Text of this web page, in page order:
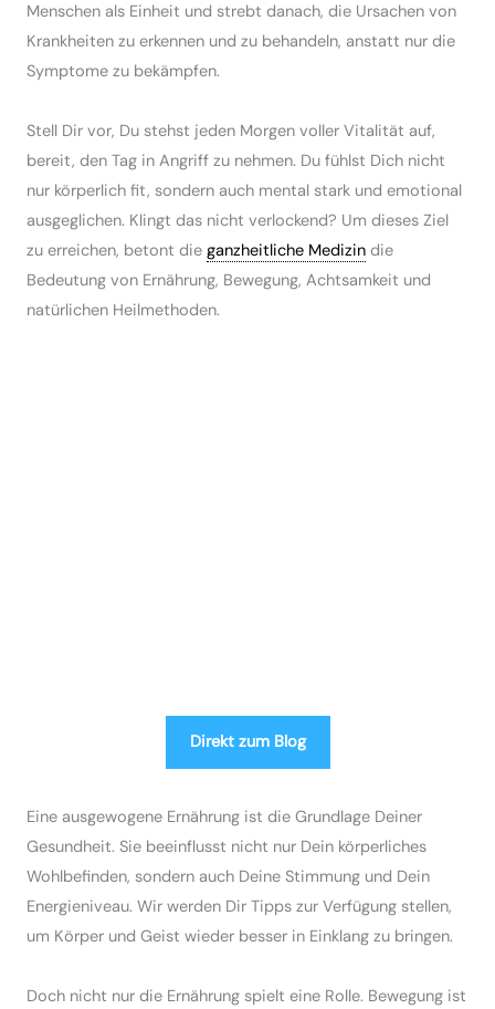
Menschen als Einheit und strebt danach, die Ursachen von
Krankheiten zu erkennen und zu behandeln, anstatt nur die
Symptome zu bekämpfen.
Stell Dir vor, Du stehst jeden Morgen voller Vitalität auf,
bereit, den Tag in Angriff zu nehmen. Du fühlst Dich nicht
nur körperlich fit, sondern auch mental stark und emotional
ausgeglichen. Klingt das nicht verlockend? Um dieses Ziel
zu erreichen, betont die ganzheitliche Medizin die
Bedeutung von Ernährung, Bewegung, Achtsamkeit und
natürlichen Heilmethoden.
Direkt zum Blog
Eine ausgewogene Ernährung ist die Grundlage Deiner
Gesundheit. Sie beeinflusst nicht nur Dein körperliches
Wohlbefinden, sondern auch Deine Stimmung und Dein
Energieniveau. Wir werden Dir Tipps zur Verfügung stellen,
um Körper und Geist wieder besser in Einklang zu bringen.
Doch nicht nur die Ernährung spielt eine Rolle. Bewegung ist